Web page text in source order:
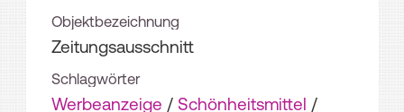
Objektbezeichnung
Zeitungsausschnitt
Schlagwörter
Werbeanzeige / Schönheitsmittel /